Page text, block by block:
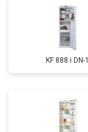
KF 888 i DN-1